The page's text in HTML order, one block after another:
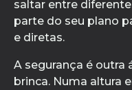
saltar entre
parte do seu plano
e diretas.
A segurança é outra
brinca. Numa altura